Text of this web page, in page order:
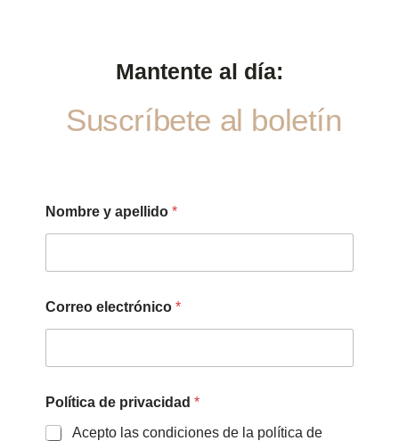
Mantente al día:
Suscríbete al boletín
d
e
Nombre y apellido *
Correo electrónico *
Política de privacidad *
Acepto las condiciones de la política de